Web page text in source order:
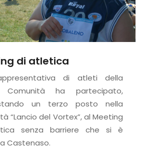
di atletica
di atleti della
Comunità ha partecipato,
un terzo posto nella
“Lancio del Vortex”, al Meeting
senza barriere che si è
Castenaso.